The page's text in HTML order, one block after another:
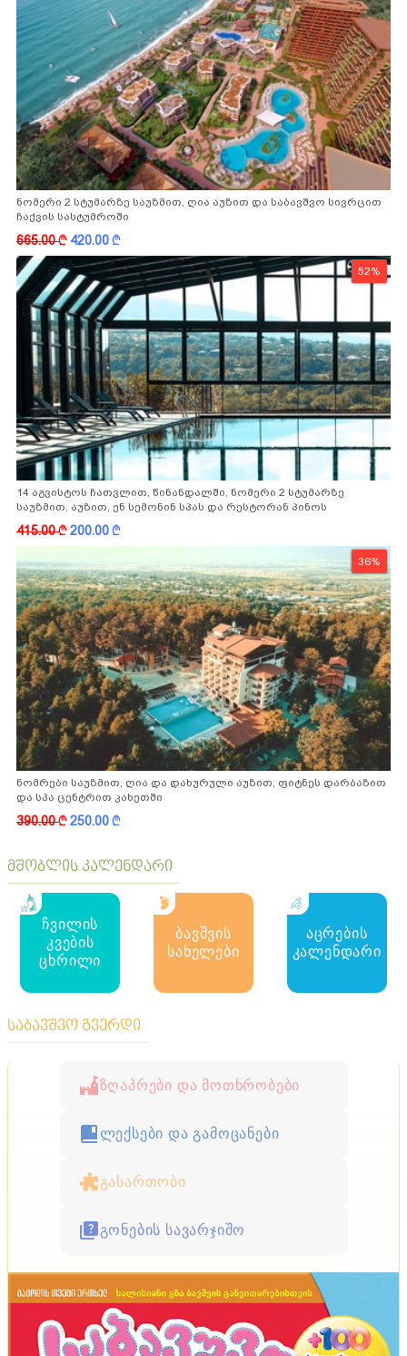
ნომერი 2 სტუმარზე საუზმით, ღია აუზით და საბავშვო სივრცით
ჩაქვის სასტუმროში
665.00k 420.00k
52%
14 აგვისტოს ჩათვლით, წინანდალში, ნომერი 2 სტუმარზე
საუზმით, აუზით, ენ სემონინ სპას და რესტორან პინოს
ფასდაკლებით
415.00k200.00k
36%
ნომრები საუზმით, ღია და დახურული აუზით, ფიტნეს დარბაზით
და სპა ცენტრით კახეთში
390.00k250.00k
მშობლის კალენდარი
ჩვილის
კვების
ცხრილი
ბავშვის
სახელები
აცრების
კალენდარი
საბავშვო გვერდი
ზღაპრები და მოთხრობები
ლექსები და გამოცანები
გასართობი
გონების სავარჯიშო